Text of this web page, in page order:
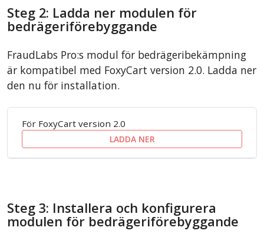
Steg 2: Ladda ner modulen för
bedrägeriförebyggande
FraudLabs Pro:s modul för bedrägeribekämpning
är kompatibel med FoxyCart version 2.0. Ladda ner
den nu för installation.
För FoxyCart version 2.0
LADDA NER
Steg 3: Installera och konfigurera
modulen för bedrägeriförebyggande